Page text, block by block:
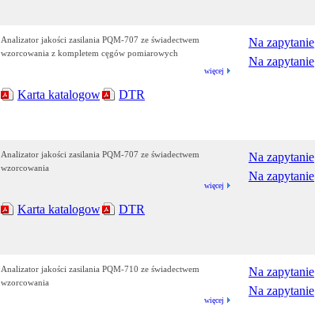
Analizator jakości zasilania PQM-707 ze świadectwem
wzorcowania z kompletem cęgów pomiarowych
więcej
Karta katalogowa DTR
Na zapytanie
Na zapytanie
Analizator jakości zasilania PQM-707 ze świadectwem
wzorcowania
więcej
Karta katalogowa DTR
Na zapytanie
Na zapytanie
Analizator jakości zasilania PQM-710 ze świadectwem
wzorcowania
więcej
Na zapytanie
Na zapytanie